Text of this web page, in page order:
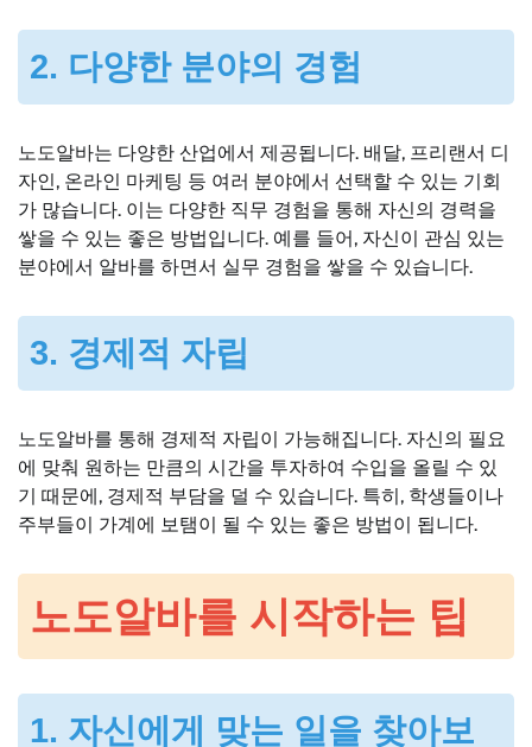
2. 다양한 분야의 경험
노도알바는 다양한 산업에서 제공됩니다. 배달, 프리랜서 디
자인, 온라인 마케팅 등 여러 분야에서 선택할 수 있는 기회
가 많습니다. 이는 다양한 직무 경험을 통해 자신의 경력을
쌓을 수 있는 좋은 방법입니다. 예를 들어, 자신이 관심 있는
분야에서 알바를 하면서 실무 경험을 쌓을 수 있습니다.
3. 경제적 자립
노도알바를 통해 경제적 자립이 가능해집니다. 자신의 필요
에 맞춰 원하는 만큼의 시간을 투자하여 수입을 올릴 수 있
기 때문에, 경제적 부담을 덜 수 있습니다. 특히, 학생들이나
주부들이 가계에 보탬이 될 수 있는 좋은 방법이 됩니다.
노도알바를 시작하는 팁
1. 자신에게 맞는 일을 찾아보